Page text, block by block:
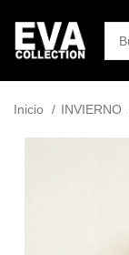
Inicio INVIERNO